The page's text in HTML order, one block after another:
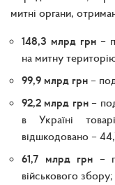
митні органи,
148,3 млрд грн–
на митну
99,9 млрд грн –
92,2 млрд грн–
в Україні
відшкодовано –
61,7 млрд грн –
військового збору;